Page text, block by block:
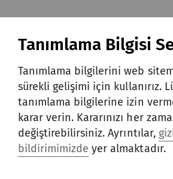
Müşterinin
Bu bakım kitleri iki
uygulandıktan sonra makina
önemli ölçüde arttı:
Kılavuz kolu yenilemesi,
Tanımlama Bilgisi
Tanımlama bilgilerini web
sürekli gelişimi için kullanırız.
tanımlama bilgilerine izin
karar verin. Kararınızı her
değiştirebilirsiniz. Ayrıntılar,
bildirimimizde yer almaktadır.